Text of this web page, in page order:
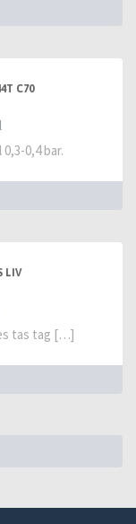
C70
0,4 bar.
LIV
tas tag […]